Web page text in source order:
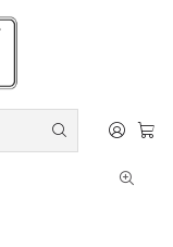
un 40% de
sobre $100.000
en Oro
en oro